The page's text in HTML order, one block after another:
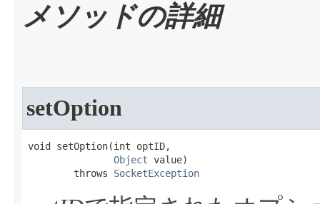
メソッドの詳細
setOption
void setOption​(int optID,
Object value)
        throws
SocketException